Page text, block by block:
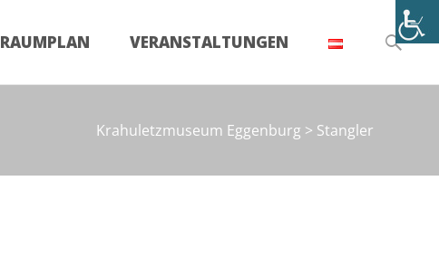
RAUMPLAN VERANSTALTUNGEN
Suchen
Krahuletzmuseum Eggenburg > Stangler